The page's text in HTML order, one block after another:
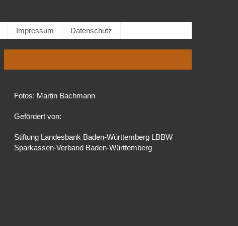
Impressum Datenschutz
Fotos: Martin Bachmann
Gefördert von:
Stiftung Landesbank Baden-Württemberg LBBW
Sparkassen-Verband Baden-Württemberg